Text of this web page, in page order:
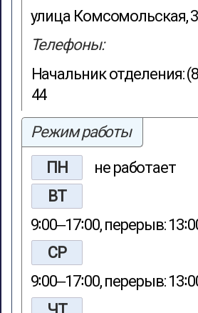
улица Комсомольская,
Телефоны:
Начальник отделения:
44
Режим работы
ПН
не работает
ВТ
9∶00‒17∶00, перерыв:
СР
9∶00‒17∶00, перерыв: